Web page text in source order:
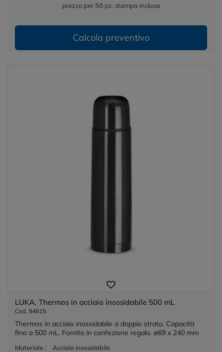
prezzo per 50 pz. stampa inclusa
Calcola preventivo
LUKA. Thermos in acciaio inossidabile 500 mL
Cod. 94615
Thermos in acciaio inossidabile a doppio strato. Capacità
fino a 500 mL. Fornito in confezione regalo. ø69 x 240 mm
Materiale :
Acciaio inossidabile